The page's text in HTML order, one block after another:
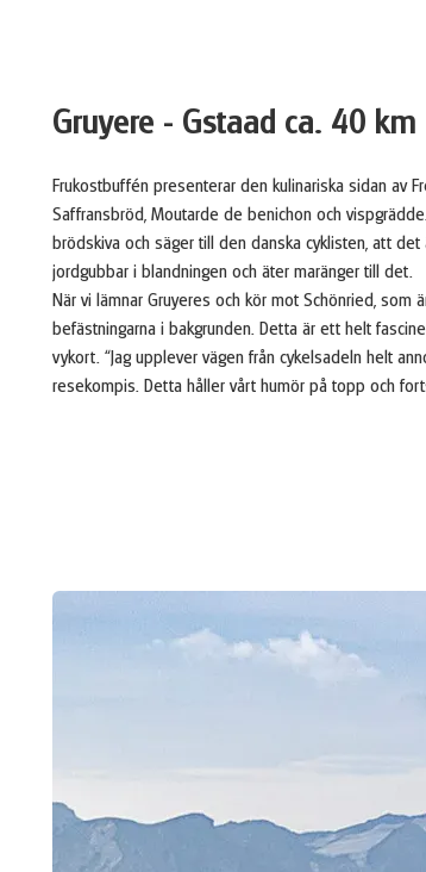
Gruyere - Gstaad ca. 40 km
Frukostbuffén presenterar den kulinariska sidan av
Saffransbröd, Moutarde de benichon och
brödskiva och säger till den danska cyklisten, att
jordgubbar i blandningen och äter maränger till det.
När vi lämnar Gruyeres och kör mot Schönried,
befästningarna i bakgrunden. Detta är ett helt
vykort. “Jag upplever vägen från cykelsadeln helt
resekompis. Detta håller vårt humör på topp och